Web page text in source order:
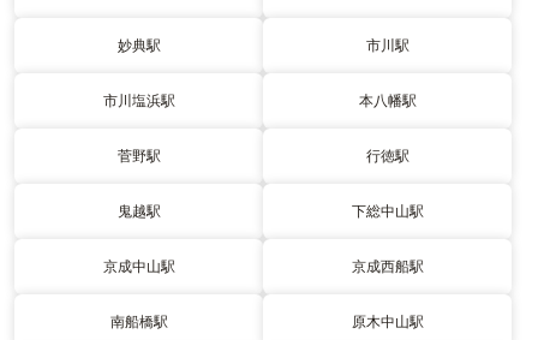
妙典駅 市川駅
市川塩浜駅 本八幡駅
菅野駅 行徳駅
鬼越駅 下総中山駅
京成中山駅 京成西船駅
南船橋駅 原木中山駅